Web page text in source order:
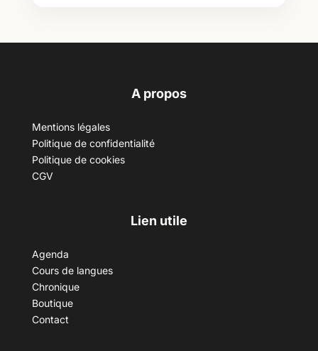
A propos
Mentions légales
Politique de confidentialité
Politique de cookies
CGV
Lien utile
Agenda
Cours de langues
Chronique
Boutique
Contact